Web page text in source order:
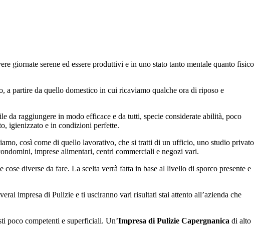
giornate serene ed essere produttivi e in uno stato tanto mentale quanto fisico
a partire da quello domestico in cui ricaviamo qualche ora di riposo e
da raggiungere in modo efficace e da tutti, specie considerate abilità, poco
igienizzato e in condizioni perfette.
così come di quello lavorativo, che si tratti di un ufficio, uno studio privato
imprese alimentari, centri commerciali e negozi vari.
diverse da fare. La scelta verrà fatta in base al livello di sporco presente e
impresa di Pulizie e ti usciranno vari risultati stai attento all’azienda che
poco competenti e superficiali. Un’Impresa di Pulizie Capergnanica di alto